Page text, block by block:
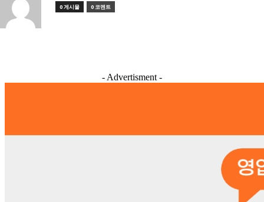
0 게시물 0 코멘트
- Advertisment -